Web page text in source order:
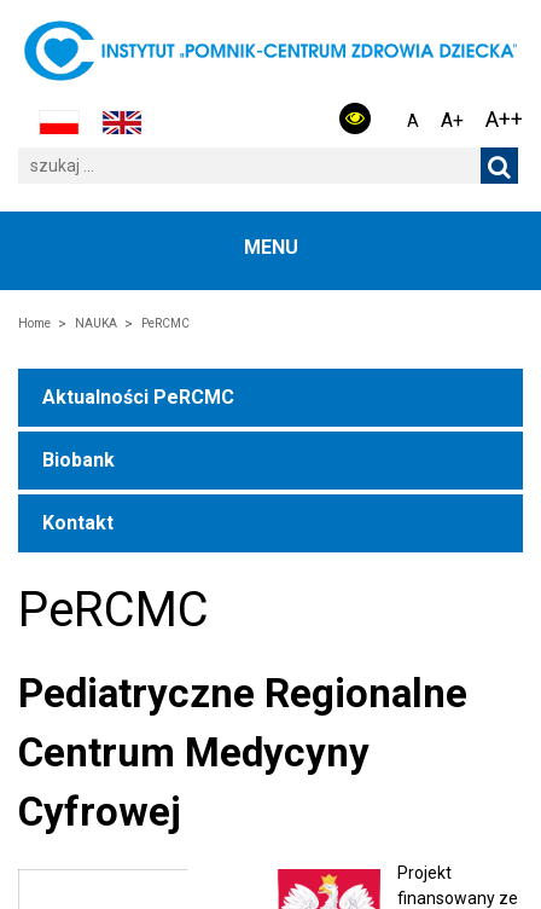
A A+ A++
MENU
Home NAUKA PeRCMC
Aktualności PeRCMC
Biobank
Kontakt
PeRCMC
Pediatryczne Regionalne
Centrum Medycyny
Cyfrowej
Projekt
finansowany ze